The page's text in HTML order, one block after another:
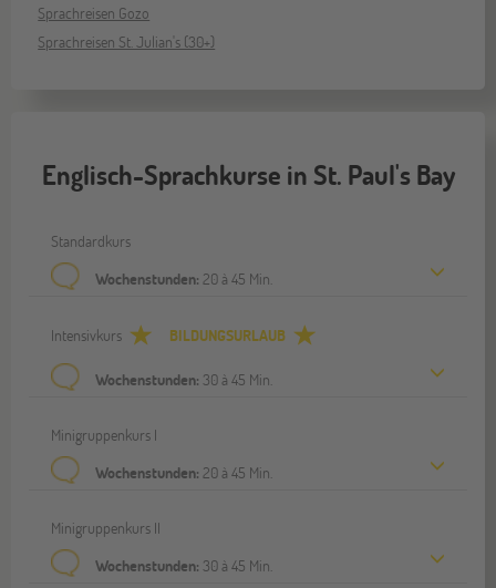
Sprachreisen Gozo
Sprachreisen St. Julian's (30+)
Englisch-Sprachkurse in St. Paul's Bay
Standardkurs
Wochenstunden: 20 à 45 Min.
Intensivkurs BILDUNGSURLAUB
Wochenstunden: 30 à 45 Min.
Minigruppenkurs I
Wochenstunden: 20 à 45 Min.
Minigruppenkurs II
Wochenstunden: 30 à 45 Min.